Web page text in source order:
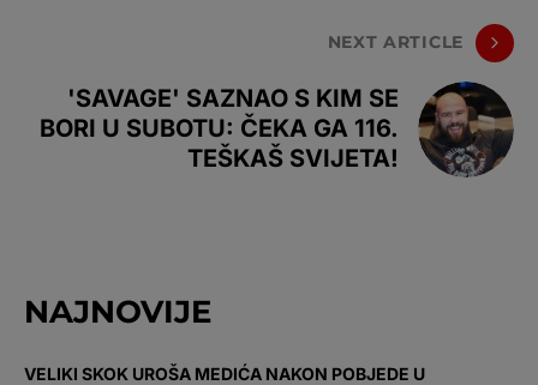
NEXT ARTICLE
'SAVAGE' SAZNAO S KIM SE
BORI U SUBOTU: ČEKA GA 116.
TEŠKAŠ SVIJETA!
NAJNOVIJE
VELIKI SKOK UROŠA MEDIĆA NAKON POBJEDE U